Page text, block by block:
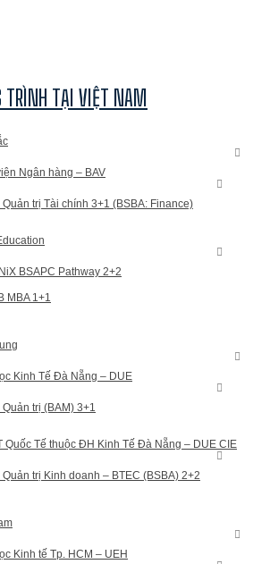
TRÌNH TẠI VIỆT NAM
Ngân hàng – BAV
Quản trị Tài chính 3+1 (BSBA: Finance)
BSAPC Pathway 2+2
MBA 1+1
Kinh Tế Đà Nẵng – DUE
Quản trị (BAM) 3+1
Quốc Tế thuộc ĐH Kinh Tế Đà Nẵng – DUE CIE
Quản trị Kinh doanh – BTEC (BSBA) 2+2
Kinh tế Tp. HCM – UEH